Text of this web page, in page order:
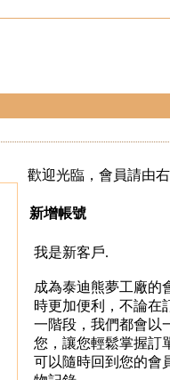
歡迎光臨，會員請由
新增帳號
我是新客戶.
成為泰迪熊夢工廠的
時更加便利，不論在
一階段，我們都會以
您，讓您輕鬆掌握訂
可以隨時回到您的會